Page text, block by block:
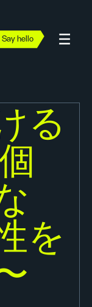
Say hello
る
を